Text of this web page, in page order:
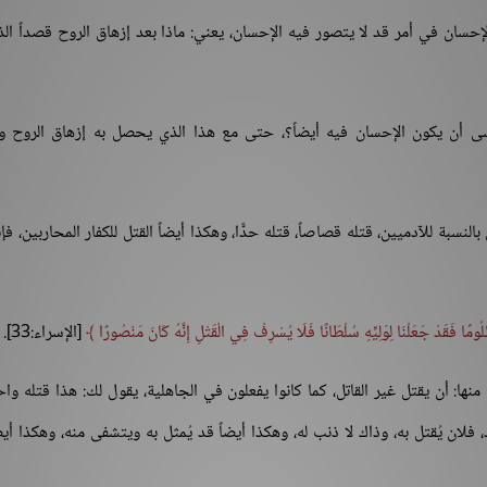
في أمر قد لا يتصور فيه الإحسان، يعني: ماذا بعد إزهاق الروح قصداً
أن يكون الإحسان فيه أيضاً؟، حتى مع هذا الذي يحصل به إزهاق الروح
للآدميين، قتله قصاصاً، قتله حدًّا، وهكذا أيضاً القتل للكفار المحاربين،
فَقَدْ جَعَلْنَا لِوَلِيِّهِ سُلْطَانًا فَلَا يُسْرِفْ فِي الْقَتْلِ إِنَّهُ كَانَ مَنْصُورًا
[الإسراء:33].
أن يقتل غير القاتل، كما كانوا يفعلون في الجاهلية، يقول لك: هذا قتله
فلان يُقتل به، وذاك لا ذنب له، وهكذا أيضاً قد يُمثل به ويتشفى منه، وهكذا